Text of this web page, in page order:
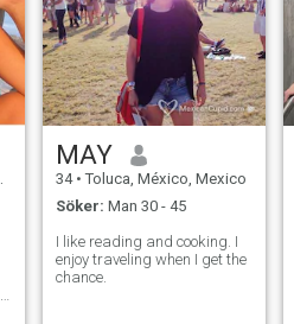
MAY
34 • Toluca, México, Mexico
Söker: Man 30 - 45
I like reading and cooking. I
enjoy traveling when I get the
chance.